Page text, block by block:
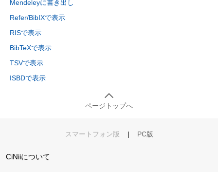
Mendeleyに書き出し
Refer/BibIXで表示
RISで表示
BibTeXで表示
TSVで表示
ISBDで表示
ページトップへ
スマートフォン版 | PC版
CiNiiについて